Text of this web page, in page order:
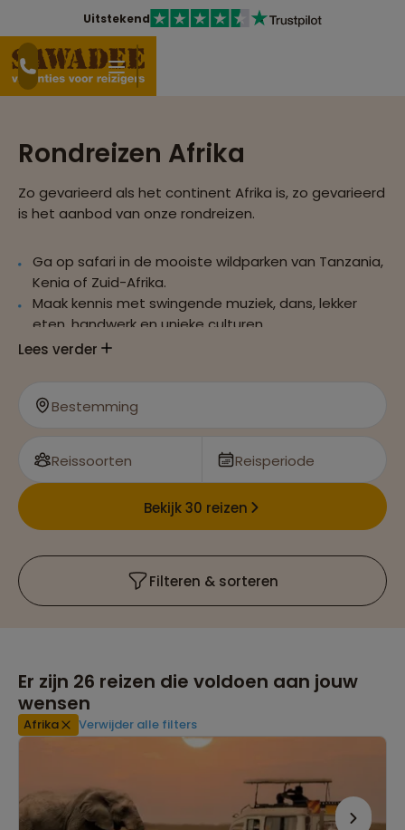
Uitstekend
Rondreizen Afrika
Zo gevarieerd als het continent Afrika is, zo gevarieerd
is het aanbod van onze rondreizen.
Ga op safari in de mooiste wildparken van Tanzania,
Kenia of Zuid-Afrika.
Maak kennis met swingende muziek, dans, lekker
eten, handwerk en unieke culturen.
Bezoek indrukwekkende steden als Johannesburg,
Lees verder
Bestemming
Reissoorten Reisperiode
Bekijk 30 reizen
Filteren & sorteren
Er zijn 26 reizen die voldoen aan jouw
wensen
Afrika Verwijder alle filters